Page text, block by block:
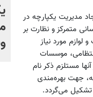
مدیریت بحران کشور مصوب ۲۵/۱۰/۸۶ به منظور ایجاد مدیریت یکپارچه در
متمرکز و نظارت بر
مورد نیاز
موسسات
مستلزم ذکر نام
جهت بهره‌مندی
تشکیل می‌گردد.
آمریکایی
چالش
شد